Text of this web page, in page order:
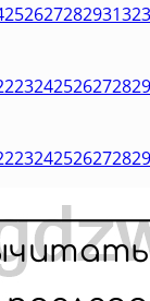
25262728293132
23242526272829
23242526272829